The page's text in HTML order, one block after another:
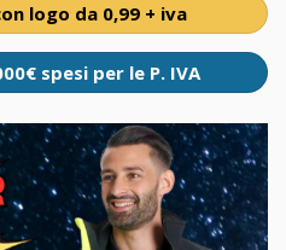
logo da 0,99 + iva
spesi per le P. IVA